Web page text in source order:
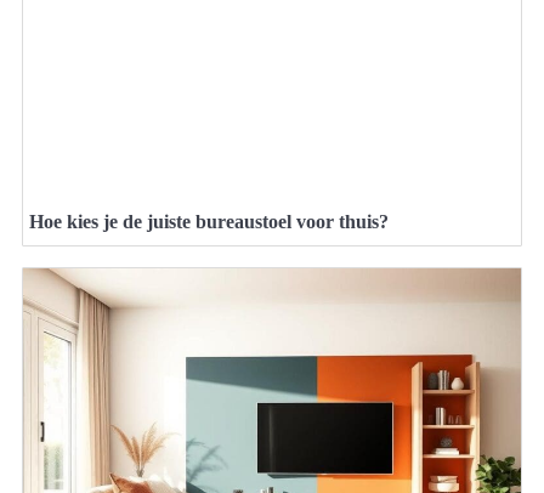
Hoe kies je de juiste bureaustoel voor thuis?